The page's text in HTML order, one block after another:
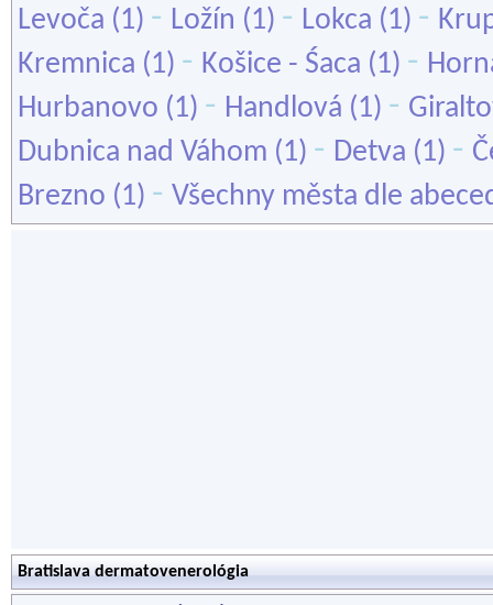
Levoča (1) - Ložín (1) - Lokca (1) -
Kremnica (1) - Košice - Śaca (1) -
Hurbanovo (1) - Handlová (1) -
Dubnica nad Váhom (1) - Detva (1) -
Brezno (1) - Všechny města dle
Bratislava dermatovenerológia